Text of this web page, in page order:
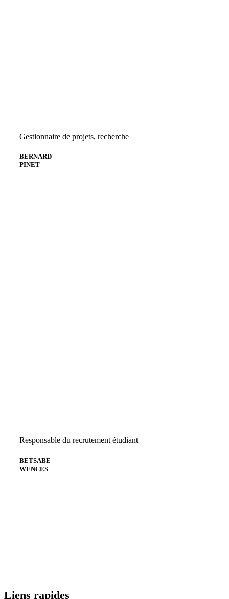
Gestionnaire de projets, recherche
BERNARD
PINET
Responsable du recrutement étudiant
BETSABE
WENCES
Liens rapides